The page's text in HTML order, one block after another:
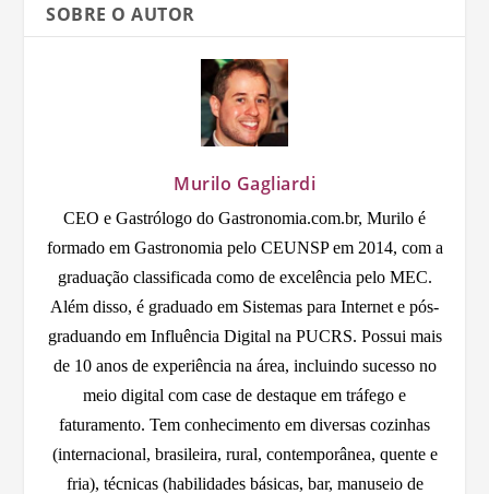
SOBRE O AUTOR
Murilo Gagliardi
CEO e Gastrólogo do Gastronomia.com.br, Murilo é
formado em Gastronomia pelo CEUNSP em 2014, com a
graduação classificada como de excelência pelo MEC.
Além disso, é graduado em Sistemas para Internet e pós-
graduando em Influência Digital na PUCRS. Possui mais
de 10 anos de experiência na área, incluindo sucesso no
meio digital com case de destaque em tráfego e
faturamento. Tem conhecimento em diversas cozinhas
(internacional, brasileira, rural, contemporânea, quente e
fria), técnicas (habilidades básicas, bar, manuseio de